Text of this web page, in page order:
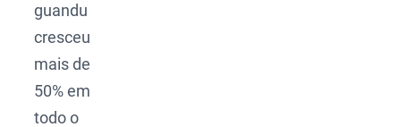
guandu
cresceu
mais de
50% em
todo o